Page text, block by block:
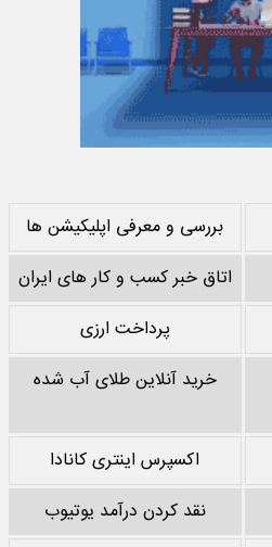
بررسی و معرفی اپلیکیشن ها
اتاق خبر کسب و کار های ایران
پرداخت ارزی
خرید آنلاین طلای آب شده
اکسپرس اینتری کانادا
نقد کردن درآمد یوتیوب